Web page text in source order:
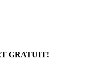
GRATUIT!